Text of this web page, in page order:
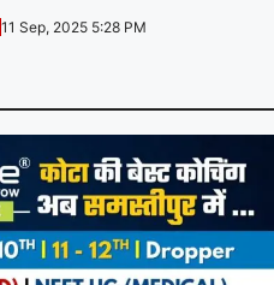
11 Sep, 2025 5:28 PM